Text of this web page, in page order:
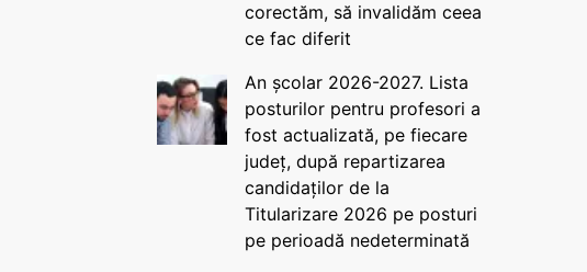
corectăm, să invalidăm ceea
ce fac diferit
An școlar 2026-2027. Lista
posturilor pentru profesori a
fost actualizată, pe fiecare
județ, după repartizarea
candidaților de la
Titularizare 2026 pe posturi
pe perioadă nedeterminată